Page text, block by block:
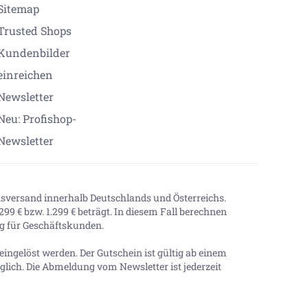
Shops
Profishop-
innerhalb Deutschlands und Österreichs.
€ bzw. 1.299 € beträgt. In diesem Fall berechnen
für Geschäftskunden.
werden. Der Gutschein ist gültig ab einem
Die Abmeldung vom Newsletter ist jederzeit